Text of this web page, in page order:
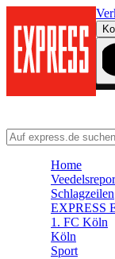
Home
Schlagzeilen
EXPRESS
1. FC Köln
Köln
Sport